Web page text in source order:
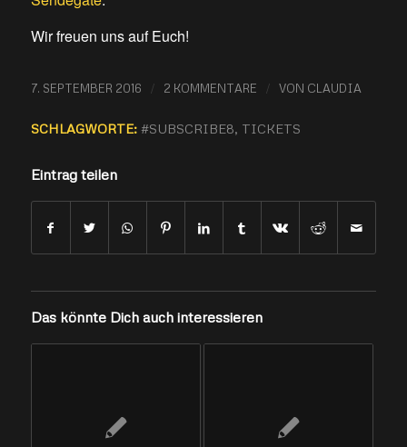
Wir freuen uns auf Euch!
7. SEPTEMBER 2016 / 2 KOMMENTARE / VON CLAUDIA
SCHLAGWORTE: #SUBSCRIBE8, TICKETS
Eintrag teilen
Das könnte Dich auch interessieren